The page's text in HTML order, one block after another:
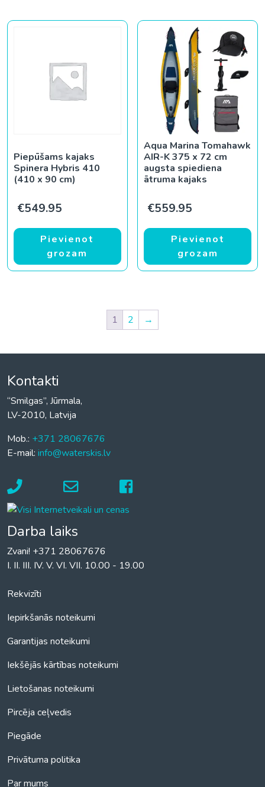
Piepūšams kajaks
Spinera Hybris 410
(410 x 90 cm)
€549.95
Pievienot
grozam
Aqua Marina Tomahawk
AIR-K 375 x 72 cm
augsta spiediena
ātruma kajaks
€559.95
Pievienot
grozam
1 2 →
Kontakti
“Smilgas”, Jūrmala,
LV-2010, Latvija
Mob.: +371 28067676
E-mail: info@waterskis.lv
Darba laiks
Zvani! +371 28067676
I. II. III. IV. V. VI. VII. 10.00 - 19.00
Rekvizīti
Iepirkšanās noteikumi
Garantijas noteikumi
Iekšējās kārtības noteikumi
Lietošanas noteikumi
Pircēja ceļvedis
Piegāde
Privātuma politika
Par mums